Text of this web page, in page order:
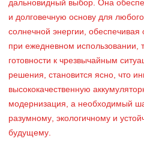
дальновидный выбор. Она
и долговечную основу для
солнечной энергии,
при ежедневном использовании,
готовности к чрезвычайным
решения, становится ясно, что
высококачественную
модернизация, а необходимый
разумному, экологичному и
будущему.